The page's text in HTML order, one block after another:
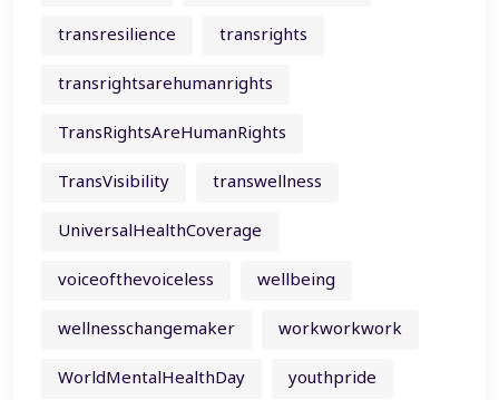
transresilience
transrights
transrightsarehumanrights
TransRightsAreHumanRights
TransVisibility
transwellness
UniversalHealthCoverage
voiceofthevoiceless
wellbeing
wellnesschangemaker
workworkwork
WorldMentalHealthDay
youthpride